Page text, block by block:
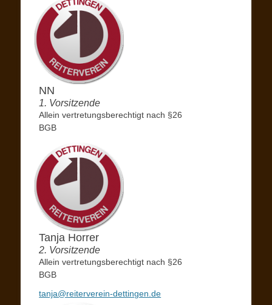
NN
1. Vorsitzende
Allein vertretungsberechtigt nach §26
BGB
Tanja Horrer
2. Vorsitzende
Allein vertretungsberechtigt nach §26
BGB
tanja@reiterverein-dettingen.de